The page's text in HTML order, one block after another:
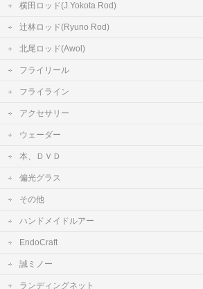
横田ロッド(J.Yokota Rod)
辻林ロッド(Ryuno Rod)
北尾ロッド(Awol)
フライリール
フライライン
アクセサリー
ウェーダー
本、ＤＶＤ
偏光グラス
その他
ハンドメイドルアー
EndoCraft
誠ミノー
ランディングネット